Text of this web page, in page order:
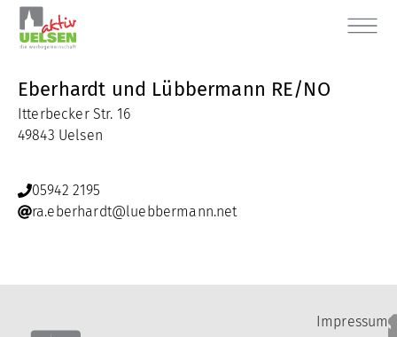
Eberhardt und Lübbermann RE/NO
Itterbecker Str. 16
49843 Uelsen
05942 2195
ra.eberhardt@luebbermann.net
Impressum